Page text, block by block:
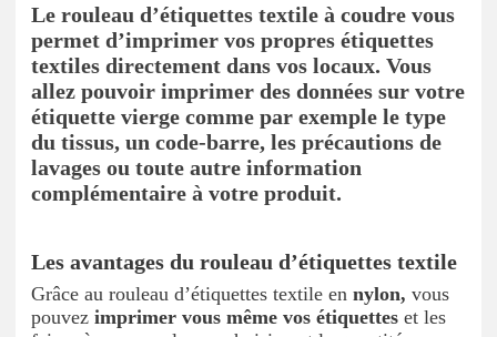
Le rouleau d’étiquettes textile à coudre vous
permet d’imprimer vos propres étiquettes
textiles directement dans vos locaux. Vous
allez pouvoir imprimer des données sur votre
étiquette vierge comme par exemple le type
du tissus, un code-barre, les précautions de
lavages ou toute autre information
complémentaire à votre produit.
Les avantages du rouleau d’étiquettes textile
Grâce au rouleau d’étiquettes textile en nylon, vous
pouvez imprimer vous même vos étiquettes et les